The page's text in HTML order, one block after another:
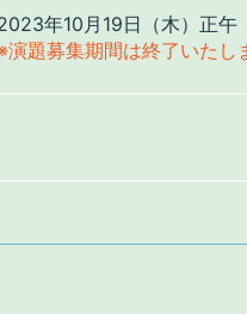
年10月19日（木）正午
演題募集期間は終了いたし